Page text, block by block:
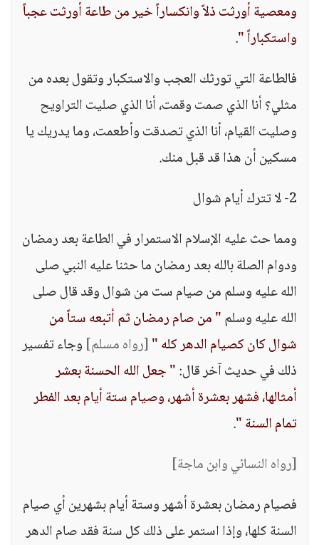
ومعصية أورثت ذلاً وانكساراً خير من طاعة أورثت عجباً
واستكباراً ".
فالطاعة التي تورثك العجب والاستكبار وتقول بعده من
مثلي؟ أنا الذي صمت وقمت، أنا الذي صليت التراويح
وصليت القيام، أنا الذي تصدقت وأطعمت، وما يدريك يا
مسكين أن هذا قد قبل منك.
2- لا تترك أيام شوال
ومما حث عليه الإسلام الاستمرار في الطاعة بعد رمضان
ودوام الصلة بالله بعد رمضان ما حثنا عليه النبي صلى
الله عليه وسلم من صيام ست من شوال وقد قال صلى
الله عليه وسلم" من صام رمضان ثم أتبعه ستاً من
شوال كان كصيام الدهر كله "[رواه مسلم] وجاء تفسير
ذلك في حديث آخر قال:" جعل الله الحسنة بعشر
أمثالها، فشهر بعشرة أشهر، وصيام ستة أيام بعد الفطر
تمام السنة ".
[رواه النسائي وابن ماجة]
فصيام رمضان بعشرة أشهر وستة أيام بشهرين أي صيام
السنة كلها، وإذا استمر على ذلك كل سنة فقد صام الدهر